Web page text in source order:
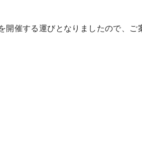
開催する運びとなりましたので、ご